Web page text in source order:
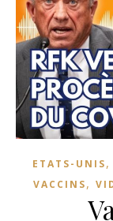
ETATS-UNIS,
VACCINS,